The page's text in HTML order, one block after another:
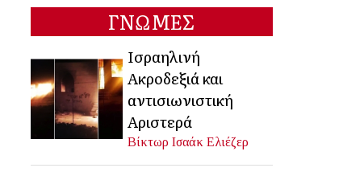
ΓΝΩΜΕΣ
Ισραηλινή
Ακροδεξιά και
αντισιωνιστική
Αριστερά
Βίκτωρ Ισαάκ Ελιέζερ